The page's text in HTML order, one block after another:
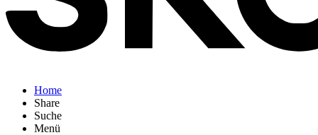
Home
Share
Suche
Menü